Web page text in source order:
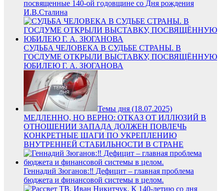
посвященные 140-ой годовщине со Дня рождения
И.В.Сталина
СУДЬБА ЧЕЛОВЕКА В СУДЬБЕ СТРАНЫ. В
ГОСДУМЕ ОТКРЫЛИ ВЫСТАВКУ, ПОСВЯЩЁННУЮ
ЮБИЛЕЮ Г. А. ЗЮГАНОВА
Темы дня (18.07.2025)
МЕДЛЕННО, НО ВЕРНО: ОТКАЗ ОТ ИЛЛЮЗИЙ В
ОТНОШЕНИИ ЗАПАДА ДОЛЖЕН ПОВЛЕЧЬ
КОНКРЕТНЫЕ ШАГИ ПО УКРЕПЛЕНИЮ
ВНУТРЕННЕЙ СТАБИЛЬНОСТИ В СТРАНЕ
Геннадий Зюганов:‼️ Дефицит – главная проблема
бюджета и финансовой системы в целом.